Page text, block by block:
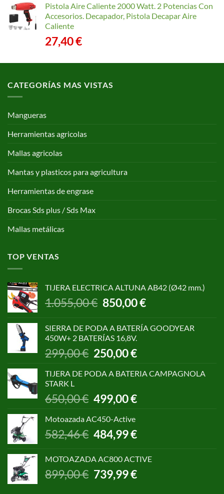
Pistola Aire Caliente 2000 Watt. 2 Potencias Con
Accesorios. Decapador, Pistola Decapar Aire
Caliente
27,40€
CATEGORÍAS MAS VISTAS
Mangueras
Herramientas agricolas
Mallas agricolas
Mantas y plasticos para agricultura
Herramientas de engrase
Brocas Sds plus / Sds Max
Mallas metálicas
TOP VENTAS
TIJERA ELECTRICA ALTUNA AB42 (Ø42 mm.)
1.055,00€ El
precio
era:
1.055,00 €.
850,00€El
precio
es:
SIERRA DE PODA A BATERÍA GOODYEAR
450W+ 2 BATERÍAS 16,8V.
299,00€ El
precio
original
299,00 €.
250,00€El
precio
actual
250,00 €.
TIJERA DE PODA A BATERIA CAMPAGNOLA
STARK L
650,00€
El
precio
original
650,00 €.
499,00€El
precio
499,00 €.
Motoazada AC450-Active
582,46€
El
precio
era:
582,46 €.
484,99€El
precio
es:
484,99 €.
MOTOAZADA AC800 ACTIVE
899,00€ El
precio
739,99€El
precio